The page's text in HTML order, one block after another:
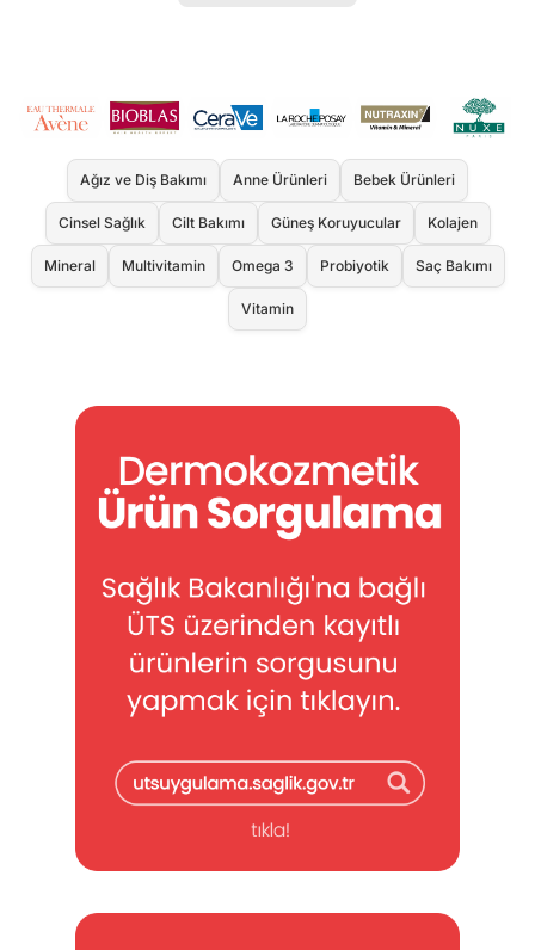
Ağız ve Diş Bakımı Anne Ürünleri Bebek Ürünleri
Cinsel Sağlık Cilt Bakımı Güneş Koruyucular Kolajen
Mineral Multivitamin Omega 3 Probiyotik Saç Bakımı
Vitamin